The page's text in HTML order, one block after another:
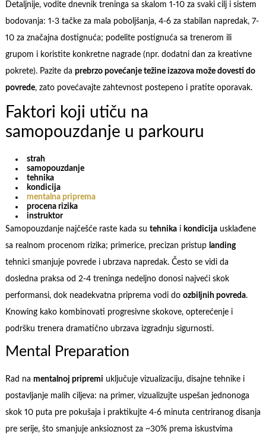
Detaljnije, vodite dnevnik treninga sa skalom 1-10 za svaki cilj i sistem
bodovanja: 1-3 tačke za mala poboljšanja, 4-6 za stabilan napredak, 7-
10 za značajna dostignuća; podelite postignuća sa trenerom ili
grupom i koristite konkretne nagrade (npr. dodatni dan za kreativne
pokrete). Pazite da prebrzo povećanje težine izazova može dovesti do
povrede, zato povećavajte zahtevnost postepeno i pratite oporavak.
Faktori koji utiču na
samopouzdanje u parkouru
strah
samopouzdanje
tehnika
kondicija
mentalna priprema
procena rizika
instruktor
Samopouzdanje najčešće raste kada su tehnikai kondicijausklađene
sa realnom procenom rizika; primerice, precizan pristup landing
tehnici smanjuje povrede i ubrzava napredak. Često se vidi da
dosledna praksa od 2-4 treninga nedeljno donosi najveći skok
performansi, dok neadekvatna priprema vodi do ozbiljnih povreda.
Knowing kako kombinovati progresivne skokove, opterećenje i
podršku trenera dramatično ubrzava izgradnju sigurnosti.
Mental Preparation
Rad na mentalnoj pripremi uključuje vizualizaciju, disajne tehnike i
postavljanje malih ciljeva: na primer, vizualizujte uspešan jednonoga
skok 10 puta pre pokušaja i praktikujte 4-6 minuta centriranog disanja
pre serije, što smanjuje anksioznost za ~30% prema iskustvima